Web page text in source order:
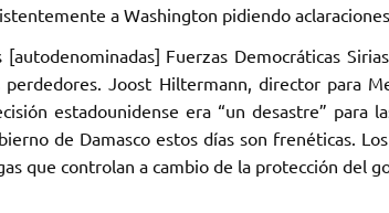
a Washington pidiendo
Fuerzas Democráticas
perdedores. Joost Hiltermann, director para
estadounidense era “un desastre” para
de Damasco estos días son frenéticas.
que controlan a cambio de la protección del